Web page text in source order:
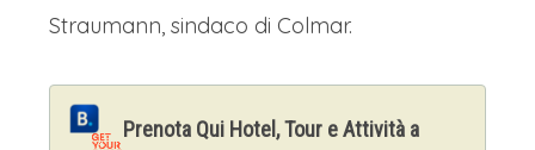
Straumann, sindaco di Colmar.
Prenota Qui Hotel, Tour e Attività a